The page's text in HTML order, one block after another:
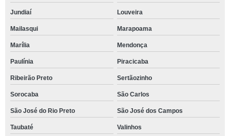
Jundiaí Louveira
Mailasqui Marapoama
Marília Mendonça
Paulínia Piracicaba
Ribeirão Preto Sertãozinho
Sorocaba São Carlos
São José do Rio Preto São José dos Campos
Taubaté Valinhos